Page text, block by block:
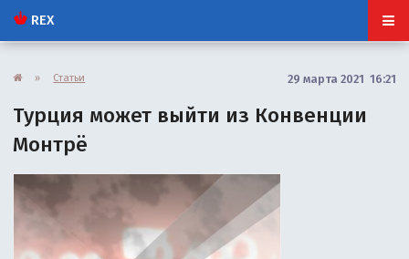
REX
» Статьи 29 марта 2021 16:21
Турция может выйти из Конвенции
Монтрё